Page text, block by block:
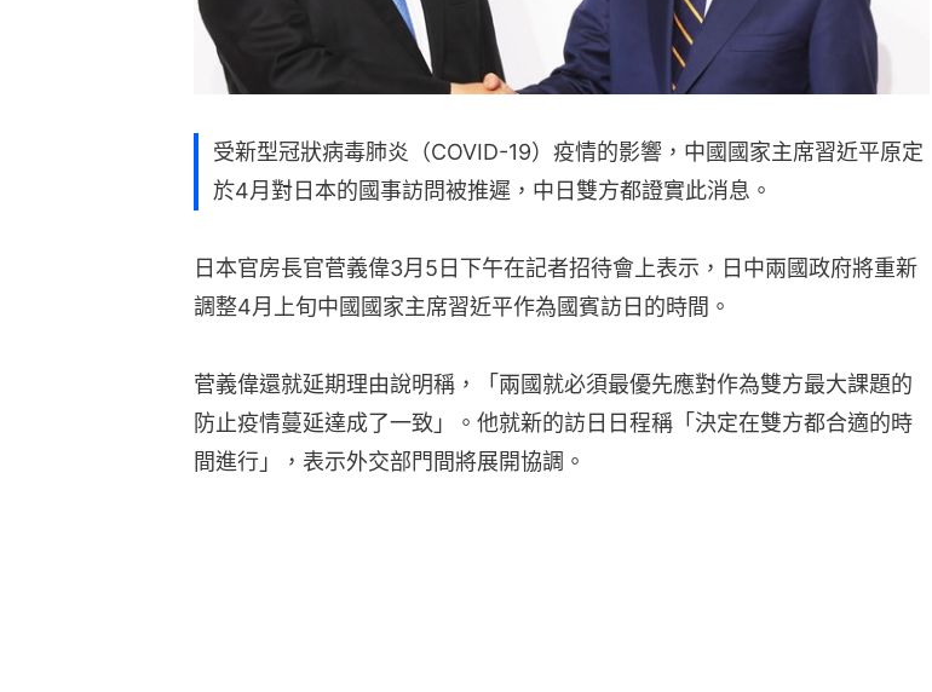
受新型冠狀病毒肺炎（COVID-19）疫情的影響，中國國家主席習近平原定
於4月對日本的國事訪問被推遲，中日雙方都證實此消息。
日本官房長官菅義偉3月5日下午在記者招待會上表示，日中兩國政府將重新
調整4月上旬中國國家主席習近平作為國賓訪日的時間。
菅義偉還就延期理由說明稱，「兩國就必須最優先應對作為雙方最大課題的
防止疫情蔓延達成了一致」。他就新的訪日日程稱「決定在雙方都合適的時
間進行」，表示外交部門間將展開協調。